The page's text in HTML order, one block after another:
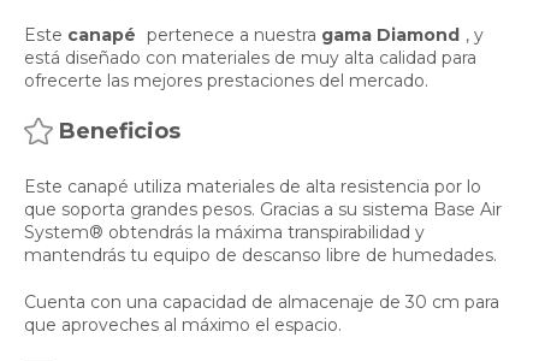
Este canapé pertenece a nuestra gama Diamond , y
está diseñado con materiales de muy alta calidad para
ofrecerte las mejores prestaciones del mercado.
Beneficios
Este canapé utiliza materiales de alta resistencia por lo
que soporta grandes pesos. Gracias a su sistema Base Air
System® obtendrás la máxima transpirabilidad y
mantendrás tu equipo de descanso libre de humedades.
Cuenta con una capacidad de almacenaje de 30 cm para
que aproveches al máximo el espacio.